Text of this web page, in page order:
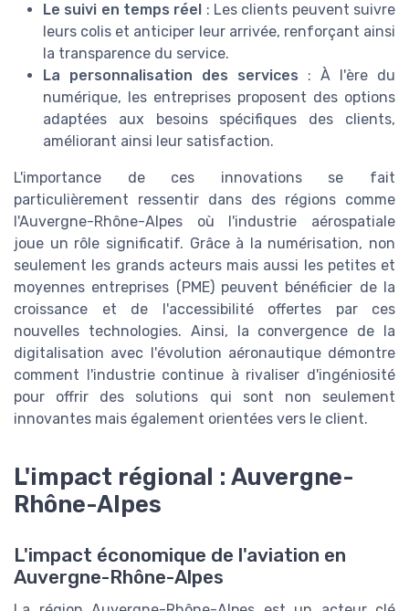
Le suivi en temps réel : Les clients peuvent suivre
leurs colis et anticiper leur arrivée, renforçant ainsi
la transparence du service.
La personnalisation des services : À l'ère du
numérique, les entreprises proposent des options
adaptées aux besoins spécifiques des clients,
améliorant ainsi leur satisfaction.
L'importance de ces innovations se fait
particulièrement ressentir dans des régions comme
l'Auvergne-Rhône-Alpes où l'industrie aérospatiale
joue un rôle significatif. Grâce à la numérisation, non
seulement les grands acteurs mais aussi les petites et
moyennes entreprises (PME) peuvent bénéficier de la
croissance et de l'accessibilité offertes par ces
nouvelles technologies. Ainsi, la convergence de la
digitalisation avec l'évolution aéronautique démontre
comment l'industrie continue à rivaliser d'ingéniosité
pour offrir des solutions qui sont non seulement
innovantes mais également orientées vers le client.
L'impact régional : Auvergne-
Rhône-Alpes
L'impact économique de l'aviation en
Auvergne-Rhône-Alpes